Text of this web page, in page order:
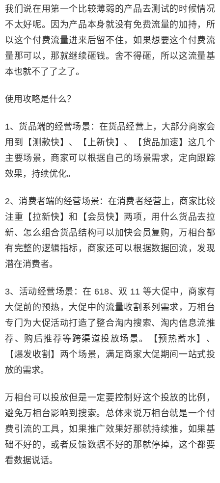
我们说在用第一个比较薄弱的产品去测试的时候情况
不太好呢。因为产品本身就没有免费流量的加持，所
以这个付费流量进来后留不住，如果想要这个付费流
量那可以，那就继续砸钱。舍不得砸，所以这流量基
本也就不了了之了。
使用攻略是什么？
1、货品端的经营场景：在货品经营上，大部分商家会
用到【测款快】、【上新快】、【货品加速】这几个
主要场景，商家可以根据自己的场景需求，定向跟踪
效果，持续优化。
2、消费者端的经营场景：在消费者经营上，商家比较
注重【拉新快】和【会员快】两项，用什么货品去拉
新、怎么组合货品结构可以加快会员复购，万相台都
有完整的逻辑指标，商家还可以根据数据回流，发现
潜在消费者。
3、活动经营场景：在 618、双 11 等大促中，商家有
大促前的预热，大促中的流量收割系列需求，万相台
专门为大促活动打造了整合淘内搜索、淘内信息流推
荐、购后推荐等跨渠道投放场景。【预热蓄水】、
【爆发收割】两个场景，满足商家大促期间一站式投
放的需求。
万相台可以投放但是一定要控制好这个投放的比例，
避免万相台影响到搜索。总体来说万相台就是一个付
费引流的工具，如果推广效果好那就持续推，如果基
础不好的，或者反馈数据不好的那就停掉，这个都要
看数据说话。